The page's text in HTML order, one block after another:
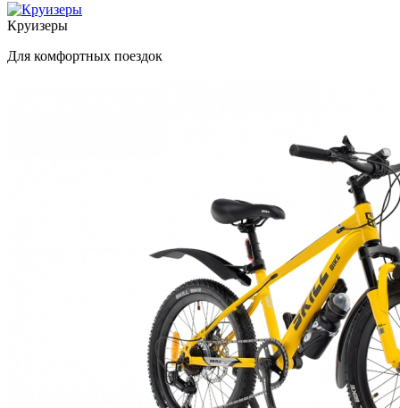
Круизеры
Для комфортных поездок